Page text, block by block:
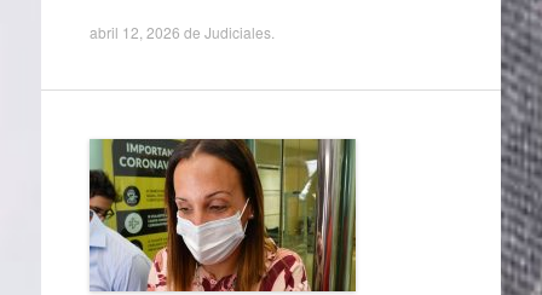
abril 12, 2026 de Judiciales.